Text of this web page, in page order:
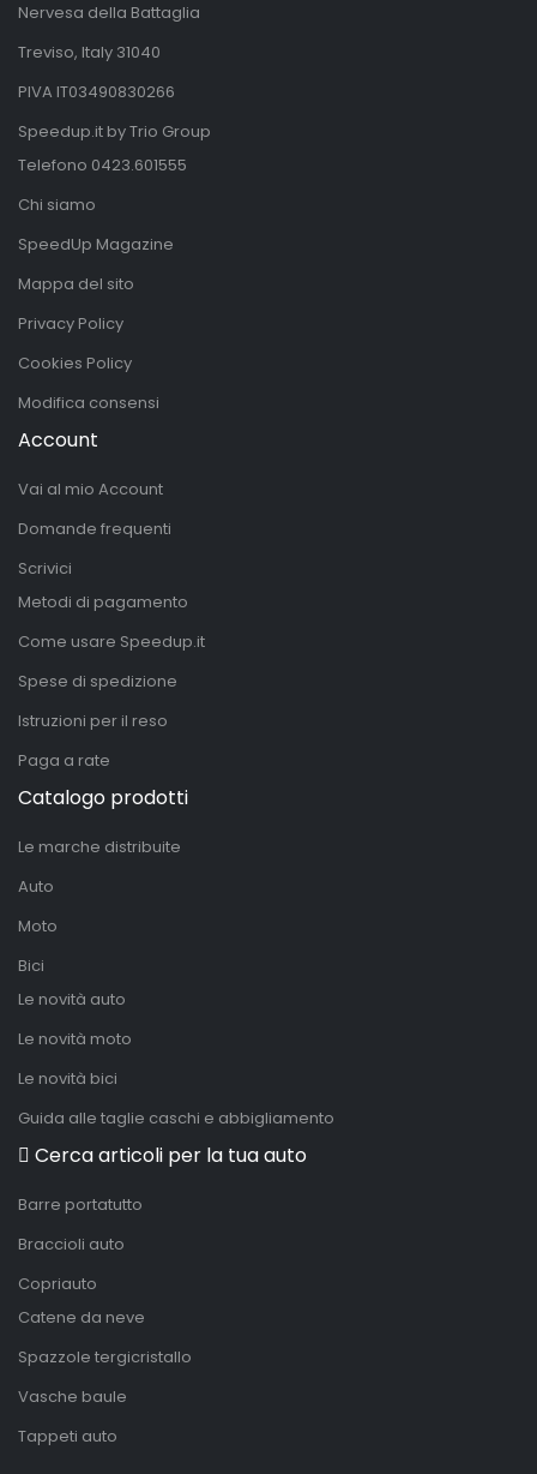
Nervesa della Battaglia
Treviso, Italy 31040
PIVA IT03490830266
Speedup.it by Trio Group
Telefono 0423.601555
Chi siamo
SpeedUp Magazine
Mappa del sito
Privacy Policy
Cookies Policy
Modifica consensi
Account
Vai al mio Account
Domande frequenti
Scrivici
Metodi di pagamento
Come usare Speedup.it
Spese di spedizione
Istruzioni per il reso
Paga a rate
Catalogo prodotti
Le marche distribuite
Auto
Moto
Bici
Le novità auto
Le novità moto
Le novità bici
Guida alle taglie caschi e abbigliamento
Cerca articoli per la tua auto
Barre portatutto
Braccioli auto
Copriauto
Catene da neve
Spazzole tergicristallo
Vasche baule
Tappeti auto